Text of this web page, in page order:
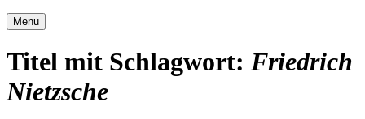
Menu
Titel mit Schlagwort: Friedrich
Nietzsche